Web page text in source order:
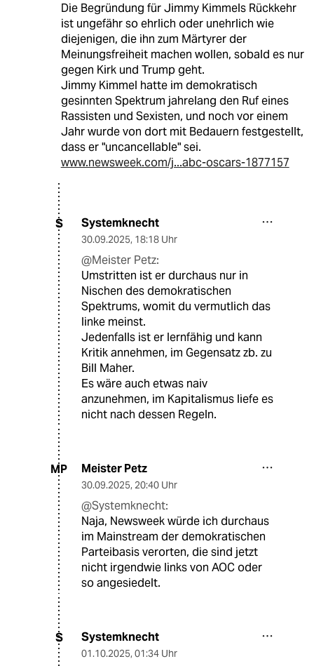
Die Begründung für Jimmy Kimmels Rückkehr
ist ungefähr so ehrlich oder unehrlich wie
diejenigen, die ihn zum Märtyrer der
Meinungsfreiheit machen wollen, sobald es nur
gegen Kirk und Trump geht.
Jimmy Kimmel hatte im demokratisch
gesinnten Spektrum jahrelang den Ruf eines
Rassisten und Sexisten, und noch vor einem
Jahr wurde von dort mit Bedauern festgestellt,
dass er "uncancellable" sei.
www.newsweek.com/j...abc-oscars-1877157
S Systemknecht
30.09.2025, 18:18 Uhr
@Meister Petz:
Umstritten ist er durchaus nur in
Nischen des demokratischen
Spektrums, womit du vermutlich das
linke meinst.
Jedenfalls ist er lernfähig und kann
Kritik annehmen, im Gegensatz zb. zu
Bill Maher.
Es wäre auch etwas naiv
anzunehmen, im Kapitalismus liefe es
nicht nach dessen Regeln.
MP Meister Petz
30.09.2025, 20:40 Uhr
@Systemknecht:
Naja, Newsweek würde ich durchaus
im Mainstream der demokratischen
Parteibasis verorten, die sind jetzt
nicht irgendwie links von AOC oder
so angesiedelt.
S Systemknecht
01.10.2025, 01:34 Uhr